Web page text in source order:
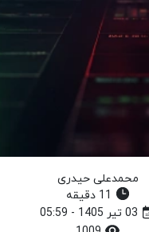
محمدعلی حیدری